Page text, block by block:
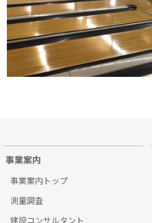
事業案内
事業案内トップ
測量調査
建設コンサルタント